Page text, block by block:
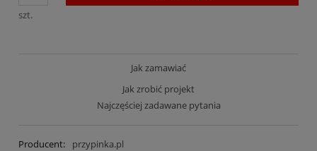
szt.
Jak zamawiać
Jak zrobić projekt
Najczęściej zadawane pytania
Producent:
przypinka.pl